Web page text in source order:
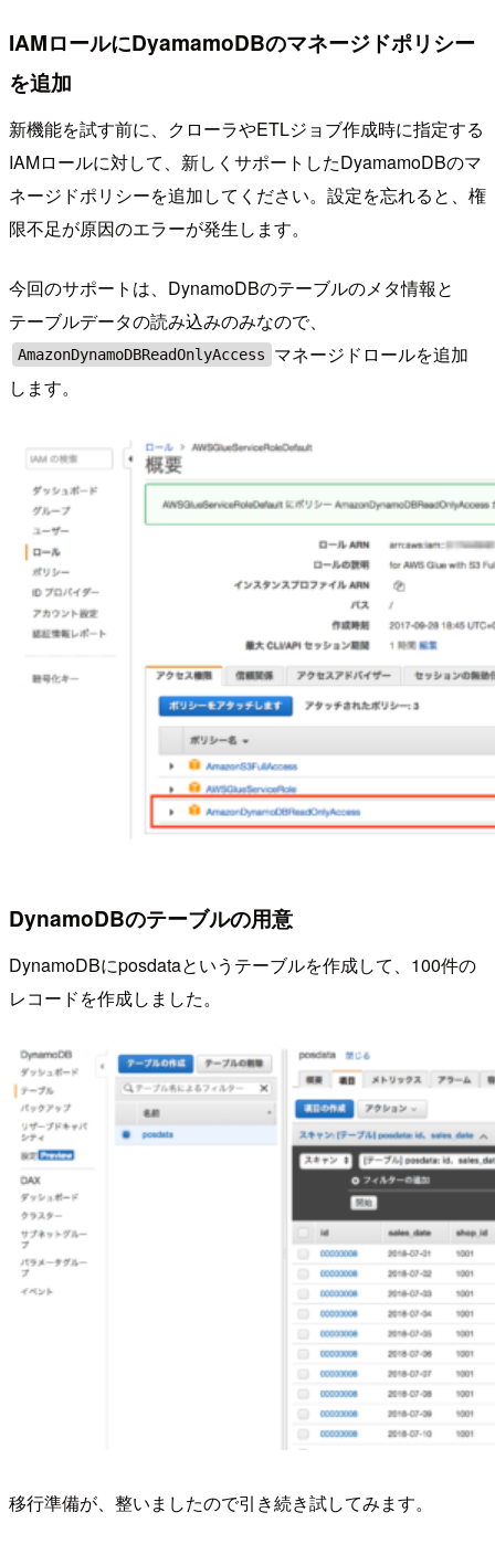
IAMロールにDyamamoDBのマネージドポリシー
を追加
新機能を試す前に、クローラやETLジョブ作成時に指定する
IAMロールに対して、新しくサポートしたDyamamoDBのマ
ネージドポリシーを追加してください。設定を忘れると、権
限不足が原因のエラーが発生します。
今回のサポートは、DynamoDBのテーブルのメタ情報と
テーブルデータの読み込みのみなので、
AmazonDynamoDBReadOnlyAccess
マネージドロールを追加
します。
DynamoDBのテーブルの用意
DynamoDBにposdataというテーブルを作成して、100件の
レコードを作成しました。
移行準備が、整いましたので引き続き試してみます。